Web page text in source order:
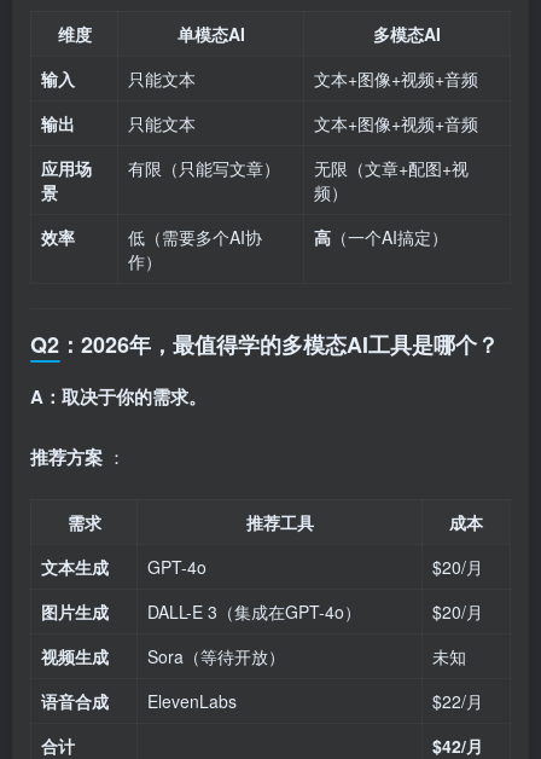
维度 单模态AI
多模态AI
输入
只能文本
文本+图像+视频+音频
输出
只能文本
文本+图像+视频+音频
应用场
景
有限（只能写文章）
无限（文章+配图+视
频）
效率
低（需要多个AI协
作）
高 （一个AI搞定）
Q2：2026年，最值得学的多模态AI工具是哪个？
A：取决于你的需求。
推荐方案 ：
需求 推荐工具
成本
文本生成
GPT-4o
$20/月
图片生成
DALL-E 3（集成在GPT-4o）
$20/月
视频生成
Sora（等待开放）
未知
语音合成
ElevenLabs
$22/月
合计
$42/月